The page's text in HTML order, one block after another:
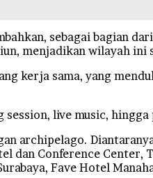
sebagai bagian
menjadikan wilayah
kerja sama, yang
live music,
archipelago.
dan Conference Center,
Fave Hotel